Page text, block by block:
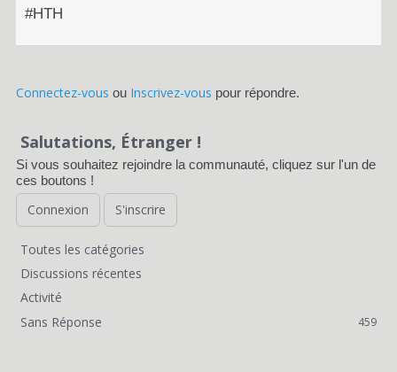
#HTH
Connectez-vous ou Inscrivez-vous pour répondre.
Salutations, Étranger !
Si vous souhaitez rejoindre la communauté, cliquez sur l'un de
ces boutons !
Connexion S'inscrire
L
i
e
Toutes les catégories
Discussions récentes
Activité
Sans Réponse
459